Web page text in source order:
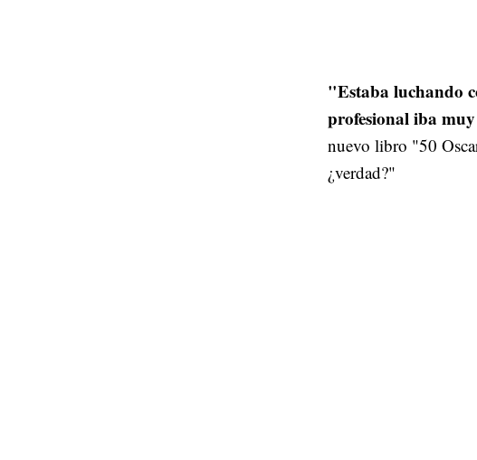
"Estaba luchando
profesional iba
nuevo libro "50
¿verdad?"